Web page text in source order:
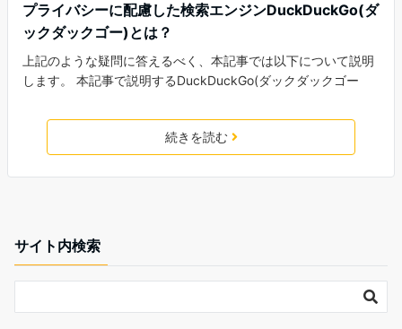
プライバシーに配慮した検索エンジンDuckDuckGo(ダ
ックダックゴー)とは？
上記のような疑問に答えるべく、本記事では以下について説明
します。 本記事で説明するDuckDuckGo(ダックダックゴー
続きを読む
サイト内検索